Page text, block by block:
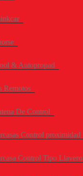
& Autopropad
Remotos
De Control
Control proximidad
Control Tipo Llavero